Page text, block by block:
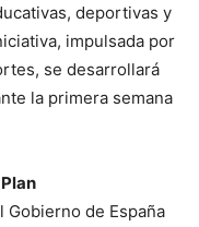
deportivas y
impulsada por
se desarrollará
la primera semana
Plan
Gobierno de España